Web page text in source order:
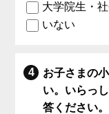
大学院生・
いない
お子さまの
い。いらっ
答ください。